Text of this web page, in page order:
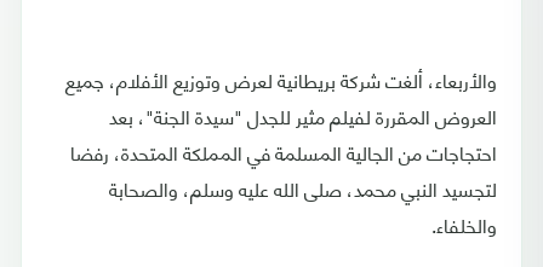
والأربعاء، ألغت شركة بريطانية لعرض وتوزيع الأفلام، جميع
العروض المقررة لفيلم مثير للجدل "سيدة الجنة"، بعد
احتجاجات من الجالية المسلمة في المملكة المتحدة، رفضا
لتجسيد النبي محمد، صلى الله عليه وسلم، والصحابة
والخلفاء.